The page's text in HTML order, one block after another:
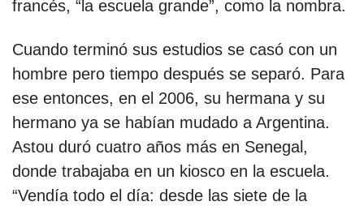
francés, “la escuela grande”, como la nombra.
Cuando terminó sus estudios se casó con un
hombre pero tiempo después se separó. Para
ese entonces, en el 2006, su hermana y su
hermano ya se habían mudado a Argentina.
Astou duró cuatro años más en Senegal,
donde trabajaba en un kiosco en la escuela.
“Vendía todo el día: desde las siete de la